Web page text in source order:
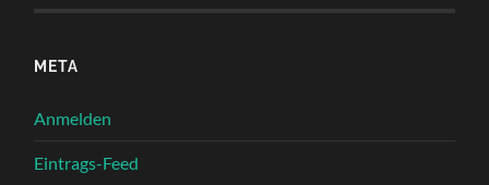
META
Anmelden
Eintrags-Feed